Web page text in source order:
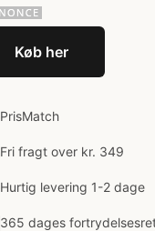
Køb her
PrisMatch
Fri fragt over kr. 349
Hurtig levering 1-2 dage
365 dages